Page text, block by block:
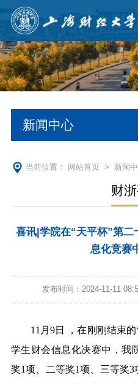
新闻中心
当前位置： 网站首页> 新闻
财
喜讯|学院在“天平杯”第
息化竞赛
发布时间：2024-11-11
11月9日 ，在刚刚结束
学生财会信息化决赛中，我
奖1项、二等奖1项、三等奖